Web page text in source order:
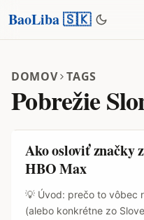
BaoLiba 🇸🇰
DOMOV TAGS
Pobrežie
Ako osloviť značky
HBO Max
💡 Úvod: prečo to vôbec
(alebo konkrétne zo